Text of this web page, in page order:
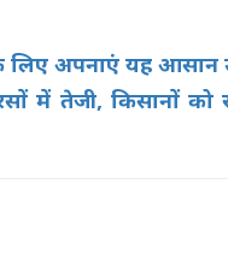
लिए अपनाएं यह आसान
में तेजी, किसानों को